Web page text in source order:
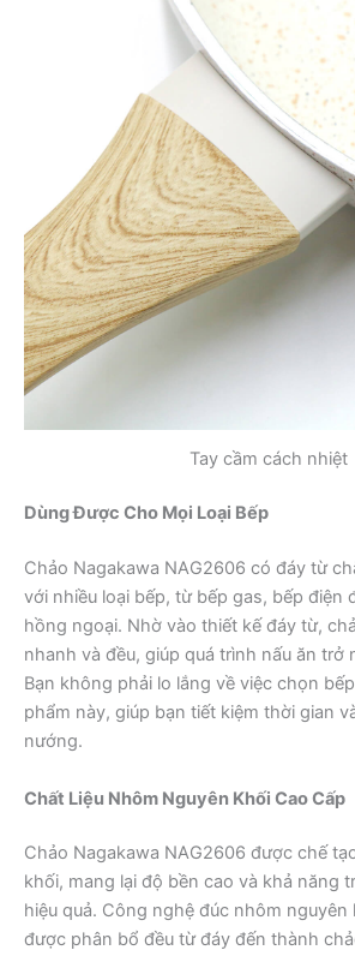
Tay cầm cách nhiệt
Dùng Được Cho Mọi Loại Bếp
Chảo Nagakawa NAG2606 có đáy từ
với nhiều loại bếp, từ bếp gas, bếp điện
hồng ngoại. Nhờ vào thiết kế đáy từ,
nhanh và đều, giúp quá trình nấu ăn trở
Bạn không phải lo lắng về việc chọn
phẩm này, giúp bạn tiết kiệm thời gian
nướng.
Chất Liệu Nhôm Nguyên Khối Cao Cấp
Chảo Nagakawa NAG2606 được chế
khối, mang lại độ bền cao và khả năng
hiệu quả. Công nghệ đúc nhôm nguyên
được phân bổ đều từ đáy đến thành